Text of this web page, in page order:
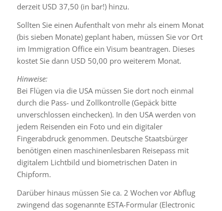
derzeit USD 37,50 (in bar!) hinzu.
Sollten Sie einen Aufenthalt von mehr als einem Monat
(bis sieben Monate) geplant haben, müssen Sie vor Ort
im Immigration Office ein Visum beantragen. Dieses
kostet Sie dann USD 50,00 pro weiterem Monat.
Hinweise:
Bei Flügen via die USA müssen Sie dort noch einmal
durch die Pass- und Zollkontrolle (Gepäck bitte
unverschlossen einchecken). In den USA werden von
jedem Reisenden ein Foto und ein digitaler
Fingerabdruck genommen. Deutsche Staatsbürger
benötigen einen maschinenlesbaren Reisepass mit
digitalem Lichtbild und biometrischen Daten in
Chipform.
Darüber hinaus müssen Sie ca. 2 Wochen vor Abflug
zwingend das sogenannte ESTA-Formular (Electronic